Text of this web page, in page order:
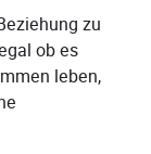
zu
ob es
leben,